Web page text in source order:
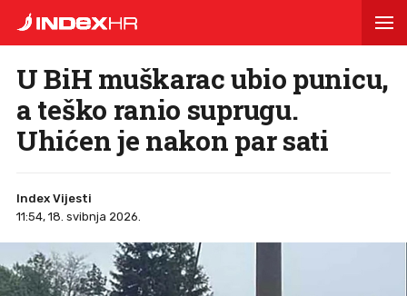
U BiH muškarac ubio punicu,
a teško ranio suprugu.
Uhićen je nakon par sati
Index Vijesti
11:54, 18. svibnja 2026.